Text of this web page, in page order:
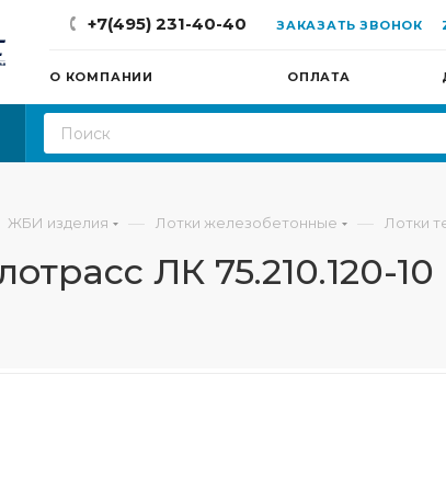
+7(495) 231-40-40 ЗАКАЗАТЬ ЗВОНОК
О КОМПАНИИ ОПЛАТА
ЖБИ изделия — Лотки железобетонные — Лотки
ЛК 75.210.120-10